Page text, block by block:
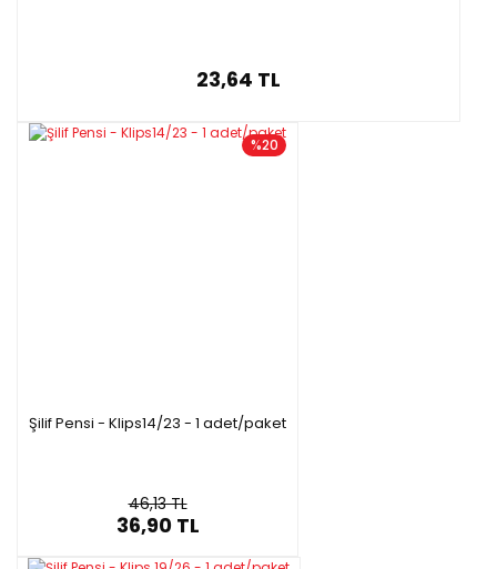
23,64 TL
%20
Şilif Pensi - Klips14/23 - 1 adet/paket
46,13 TL
36,90 TL